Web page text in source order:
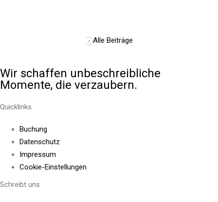
Alle Beiträge
Wir schaffen unbeschreibliche
Momente, die verzaubern.
Quicklinks
Buchung
Datenschutz
Impressum
Cookie-Einstellungen
Schreibt uns